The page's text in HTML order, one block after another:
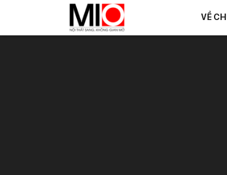
VỀ